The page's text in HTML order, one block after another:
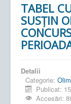
TABEL
SUSȚIN
Detalii
Categorie:
Publicat:
Accesări: